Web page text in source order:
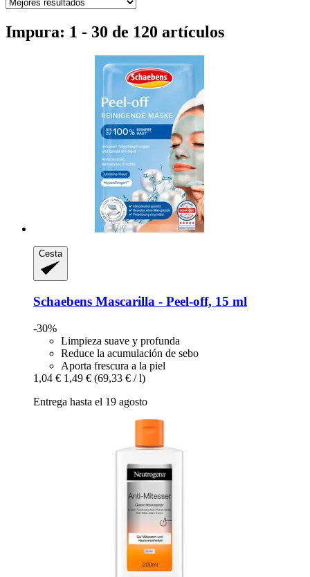
Impura: 1 - 30 de 120 artículos
Cesta
Schaebens Mascarilla -​ Peel-​off, 15 ml
-30%
Limpieza suave y profunda
Reduce la acumulación de sebo
Aporta frescura a la piel
1,04 € 1,49 € (69,33 € / l)
Entrega hasta el 19 agosto